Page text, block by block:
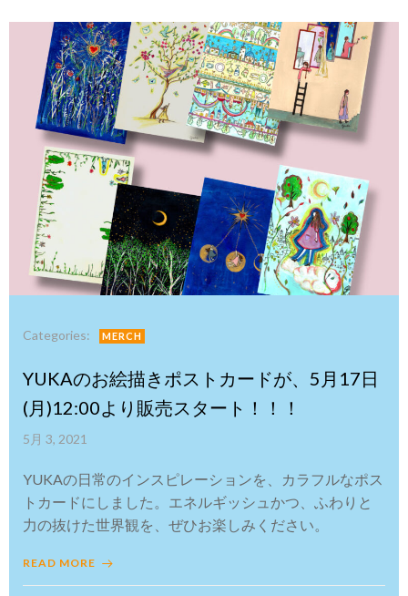
Categories: MERCH
YUKAのお絵描きポストカードが、5月17日
(月)12:00より販売スタート！！！
5月 3, 2021
YUKAの日常のインスピレーションを、カラフルなポス
トカードにしました。エネルギッシュかつ、ふわりと
力の抜けた世界観を、ぜひお楽しみください。
READ MORE